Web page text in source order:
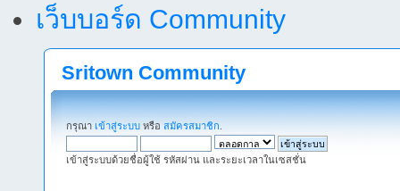
เว็บบอร์ด Community
Sritown Community
กรุณา เข้าสู่ระบบ หรือ สมัครสมาชิก
เข้าสู่ระบบด้วยชื่อผู้ใช้ รหัสผ่าน และระยะเวลาในเซสชั่น